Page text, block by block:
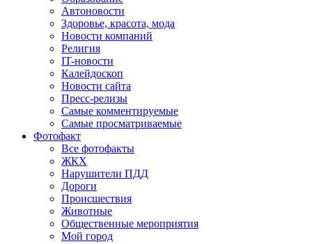
Автоновости
Здоровье, красота, мода
Новости компаний
Религия
IT-новости
Калейдоскоп
Новости сайта
Пресс-релизы
Самые комментируемые
Самые просматриваемые
Фотофакт
Все фотофакты
ЖКХ
Нарушители ПДД
Дороги
Происшествия
Животные
Общественные мероприятия
Мой город